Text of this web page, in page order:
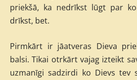
priekšā, ka nedrīkst lūgt par
drīkst, bet.
Pirmkārt ir jāatveras Dieva
balsi. Tikai otrkārt vajag izteikt
uzmanīgi sadzirdi ko Dievs tev